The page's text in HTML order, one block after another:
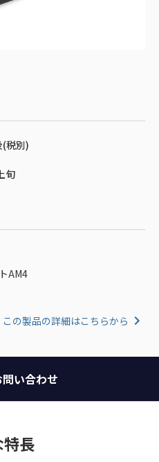
(税別)
旬
AM4
この製品の詳細はこちらから
問い合わせ
特長